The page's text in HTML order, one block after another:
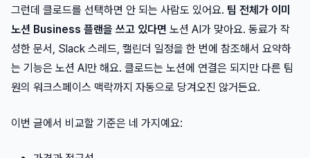
그런데 클로드를 선택하면 안 되는 사람도 있어요. 팀 전체가 이미
노션 Business 플랜을 쓰고 있다면 노션 AI가 맞아요. 동료가 작
성한 문서, Slack 스레드, 캘린더 일정을 한 번에 참조해서 요약하
는 기능은 노션 AI만 해요. 클로드는 노션에 연결은 되지만 다른 팀
원의 워크스페이스 맥락까지 자동으로 당겨오진 않거든요.
이번 글에서 비교할 기준은 네 가지예요: